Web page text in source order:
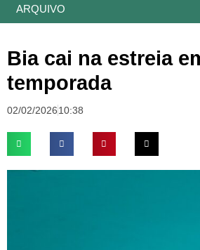
ARQUIVO
Bia cai na estreia
temporada
02/02/202610:38